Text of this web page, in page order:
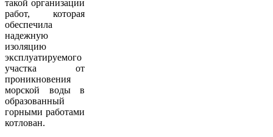
такой организации
работ, которая
обеспечила
надежную
изоляцию
эксплуатируемого
участка от
проникновения
морской воды в
образованный
горными работами
котлован.